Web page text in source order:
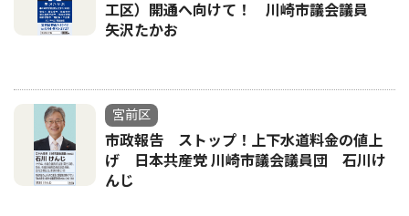
工区）開通へ向けて！ 川崎市議会議員
矢沢たかお
宮前区
市政報告 ストップ！上下水道料金の値上
げ 日本共産党 川崎市議会議員団 石川け
んじ